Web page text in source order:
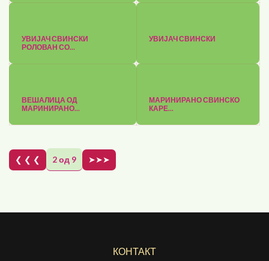
УВИЈАЧ СВИНСКИ
РОЛОВАН СО...
УВИЈАЧ СВИНСКИ
ВЕШАЛИЦА ОД
МАРИНИРАНО...
МАРИНИРАНО СВИНСКО
КАРЕ...
❮ ❮ ❮ 2 од 9 ➤➤➤
КОНТАКТ